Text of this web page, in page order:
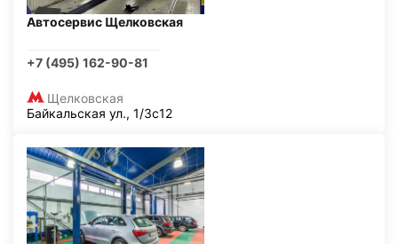
Автосервис Щелковская
+7 (495) 162-90-81
Щелковская
Байкальская ул., 1/3с12